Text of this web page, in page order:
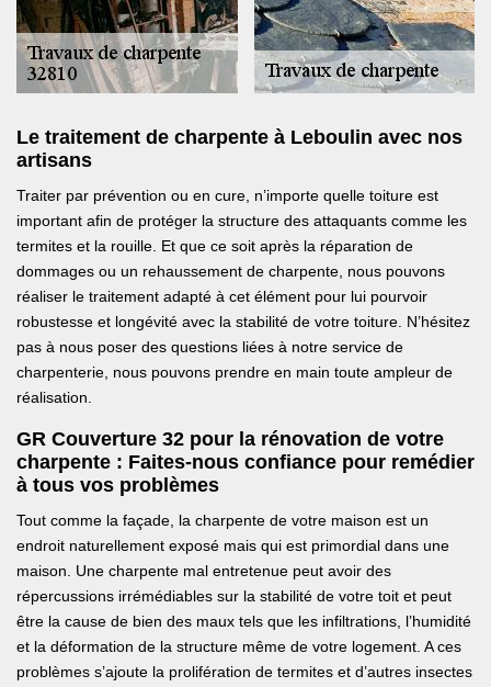
Le traitement de charpente à Leboulin avec nos
artisans
Traiter par prévention ou en cure, n’importe quelle toiture est
important afin de protéger la structure des attaquants comme les
termites et la rouille. Et que ce soit après la réparation de
dommages ou un rehaussement de charpente, nous pouvons
réaliser le traitement adapté à cet élément pour lui pourvoir
robustesse et longévité avec la stabilité de votre toiture. N’hésitez
pas à nous poser des questions liées à notre service de
charpenterie, nous pouvons prendre en main toute ampleur de
réalisation.
GR Couverture 32 pour la rénovation de votre
charpente : Faites-nous confiance pour remédier
à tous vos problèmes
Tout comme la façade, la charpente de votre maison est un
endroit naturellement exposé mais qui est primordial dans une
maison. Une charpente mal entretenue peut avoir des
répercussions irrémédiables sur la stabilité de votre toit et peut
être la cause de bien des maux tels que les infiltrations, l’humidité
et la déformation de la structure même de votre logement. A ces
problèmes s’ajoute la prolifération de termites et d’autres insectes